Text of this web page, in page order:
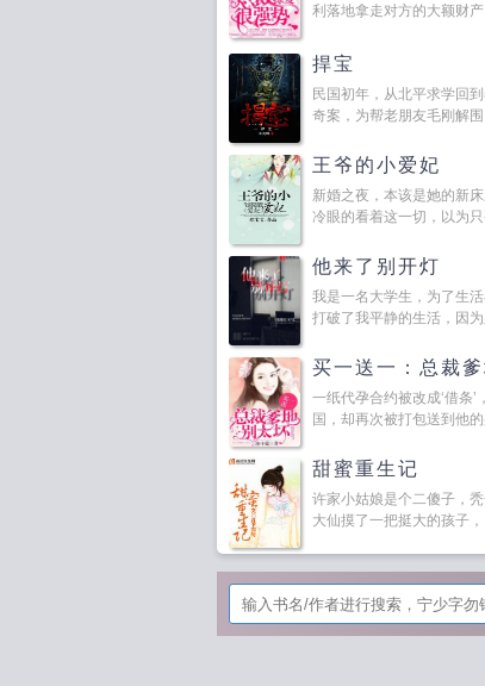
利落地拿走对方的大额财
捍宝
民国初年，从北平求学回
奇案，为帮老朋友毛刚解
王爷的小爱妃
新婚之夜，本该是她的新
冷眼的看着这一切，以为
他来了别开灯
我是一名大学生，为了生
打破了我平静的生活，因
买一送一：总裁
一纸代孕合约被改成‘借条
国，却再次被打包送到他
甜蜜重生记
许家小姑娘是个二傻子，
大仙摸了一把挺大的孩子